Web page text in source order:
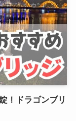
！ドラゴンブリ